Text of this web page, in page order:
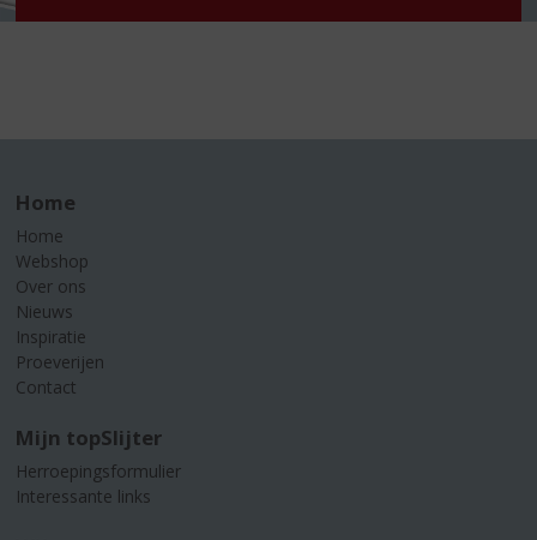
Home
Home
Webshop
Over ons
Nieuws
Inspiratie
Proeverijen
Contact
Mijn topSlijter
Herroepingsformulier
Interessante links